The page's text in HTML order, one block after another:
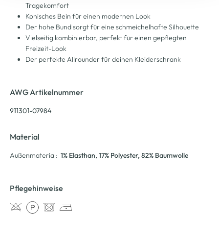
Tragekomfort
Konisches Bein für einen modernen Look
Der hohe Bund sorgt für eine schmeichelhafte Silhouette
Vielseitig kombinierbar, perfekt für einen gepflegten
Freizeit-Look
Der perfekte Allrounder für deinen Kleiderschrank
AWG Artikelnummer
911301-07984
Material
Außenmaterial: 1% Elasthan, 17% Polyester, 82% Baumwolle
Pflegehinweise